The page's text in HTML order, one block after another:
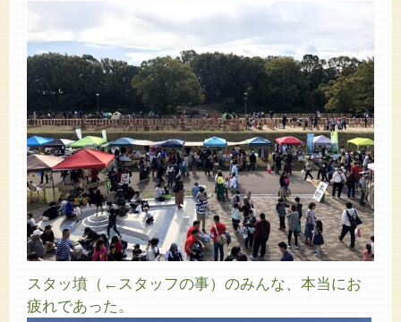
スタッ墳（←スタッフの事）のみんな、本当にお
疲れであった。